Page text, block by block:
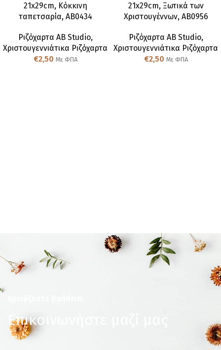
21x29cm, Κόκκινη
ταπετσαρία, AB0434
Ριζόχαρτα AB Studio,
Χριστουγεννιάτικα Ριζόχαρτα
€2,50 Με ΦΠΑ
21x29cm, Ξωτικά των
Χριστουγέννων, AB0956
Ριζόχαρτα AB Studio,
Χριστουγεννιάτικα Ριζόχαρτα
€2,50 Με ΦΠΑ
Επικοινωνήστε μαζί μας